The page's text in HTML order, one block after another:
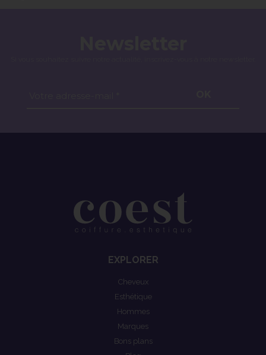
EXPLORER
Cheveux
Esthétique
Hommes
Marques
Bons plans